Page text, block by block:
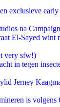
exclusieve early
na
El-Sayed wint
very sfw!)
in tegen
Jerney
is volgens